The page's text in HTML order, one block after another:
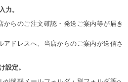
力。
からのご注文確認・発送ご案内等が届き
アドレスへ、当店からのご案内が送信さ
設定。